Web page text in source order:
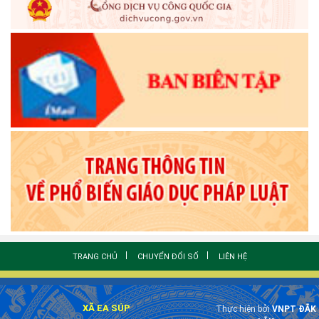
TRANG CHỦ CHUYỂN ĐỔI SỐ LIÊN HỆ
XÃ EA SÚP Thực hiện bởiVNPT ĐẮK